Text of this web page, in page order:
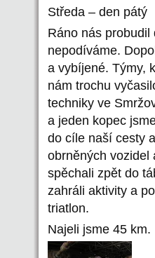
Středa – den pátý
Ráno nás
nepodíváme.
a vybíjené. Týmy,
nám trochu
techniky ve
a jeden kopec
do cíle naší cesty
obrněných vozidel
spěchali zpět do
zahráli aktivity a
triatlon.
Najeli jsme 45 km.